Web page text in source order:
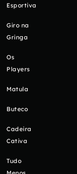
Esportiva
Giro na
Gringa
Os
Players
Matula
Buteco
Cadeira
Cativa
Tudo